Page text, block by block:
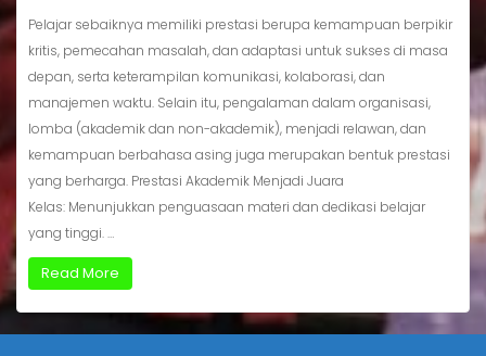
Pelajar sebaiknya memiliki prestasi berupa kemampuan berpikir
kritis, pemecahan masalah, dan adaptasi untuk sukses di masa
depan, serta keterampilan komunikasi, kolaborasi, dan
manajemen waktu. Selain itu, pengalaman dalam organisasi,
lomba (akademik dan non-akademik), menjadi relawan, dan
kemampuan berbahasa asing juga merupakan bentuk prestasi
yang berharga. Prestasi Akademik Menjadi Juara
Kelas: Menunjukkan penguasaan materi dan dedikasi belajar
yang tinggi. …
Read More